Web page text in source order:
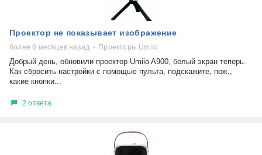
Проектор не показывает изображение
более 6 месяцев назад Проекторы Umiio
Добрый день, обновили проектор Umiio A900, белый экран теперь.
Как сбросить настройки с помощью пульта, подскажите, пож.,
какие кнопки...
2 ответа